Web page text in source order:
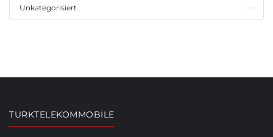
Unkategorisiert
TURKTELEKOMMOBILE